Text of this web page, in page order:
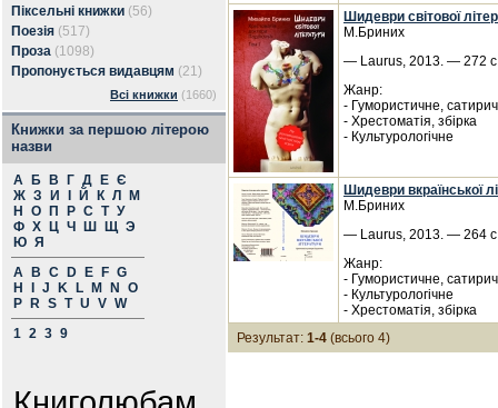
Піксельні книжки (56)
Поезія (517)
Проза (1098)
Пропонується видавцям (21)
Всі книжки (1660)
Книжки за першою літерою
назви
А Б В Г Д Е Є
Ж З И Й К Л
М
Н
О П Р С Т У
Ф Х Ц Ч Ш Щ Э
Ю Я
A
B C D E F G
H
J K L M N
O
P
R S T U V W
1 2 3 9
Шидеври світової
М.Бриних
— Laurus, 2013. — 272
Жанр:
- Гумористичне,
- Хрестоматія, збірка
- Культурологічне
Шидеври вкраїнської
М.Бриних
— Laurus, 2013. — 264
Жанр:
- Гумористичне,
- Культурологічне
- Хрестоматія, збірка
Результат: 1-4 (всього 4)